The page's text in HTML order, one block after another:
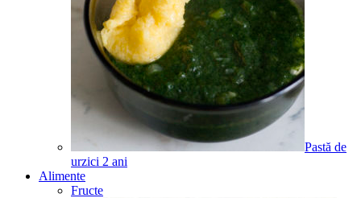
Pastă de
urzici 2 ani
Alimente
Fructe